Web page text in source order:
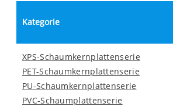
Kategorie
XPS-Schaumkernplattenserie
PET-Schaumkernplattenserie
PU-Schaumkernplattenserie
PVC-Schaumplattenserie